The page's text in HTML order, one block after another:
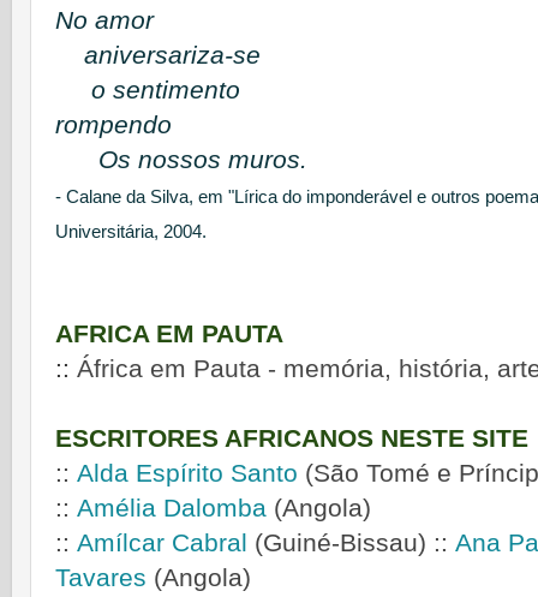
No amor
aniversariza-se
o sentimento
rompendo
Os nossos muros.
- Calane da Silva, em "Lírica do imponderável e outros
Universitária, 2004.
AFRICA EM PAUTA
:: África em Pauta - memória, história,
ESCRITORES AFRICANOS NESTE SITE
:: Alda Espírito Santo (São Tomé e
:: Amélia Dalomba (Angola)
:: Amílcar Cabral (Guiné-Bissau) :: Ana
Tavares (Angola)